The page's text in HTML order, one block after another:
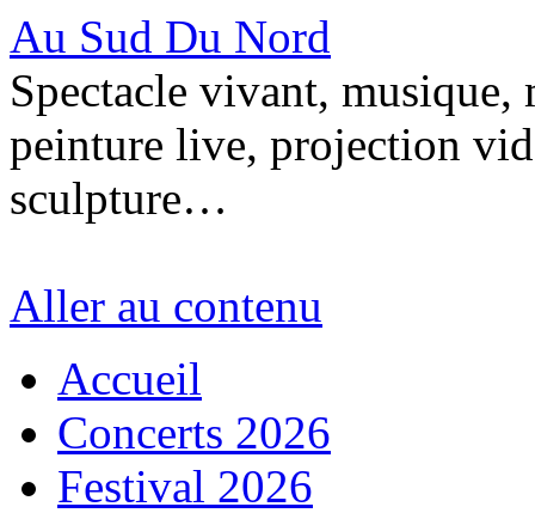
Au Sud Du Nord
Spectacle vivant, musique,
peinture live, projection
sculpture…
Aller au contenu
Accueil
Concerts 2026
Festival 2026